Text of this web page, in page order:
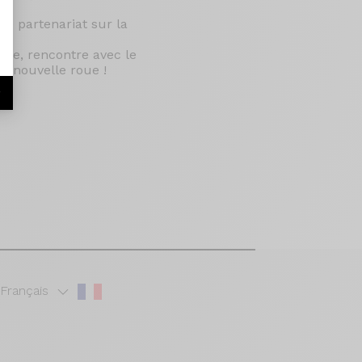
partenariat sur la
rencontre avec le
nouvelle roue !
Français